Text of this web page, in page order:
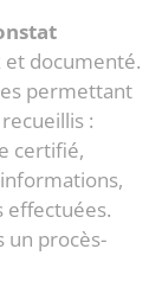
documenté.
permettant
:
certifié,
effectuées.
un procès-